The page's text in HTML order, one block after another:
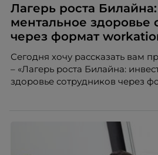
Лагерь роста
ментальное здоровье
через формат
Сегодня хочу рассказать вам
– «Лагерь роста Билайна:
здоровье сотрудников через